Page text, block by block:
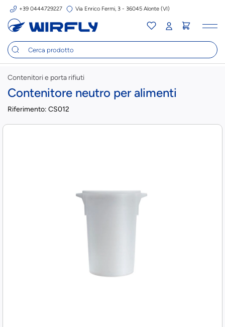
+39 0444729227 Via Enrico Fermi, 3 - 36045 Alonte (VI)
Contenitori e porta rifiuti
Contenitore neutro per alimenti
Riferimento: CS012